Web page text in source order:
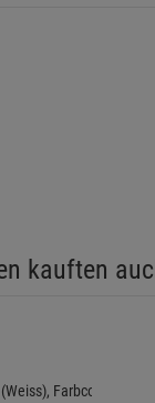
kauften
Farbcodier-Ring